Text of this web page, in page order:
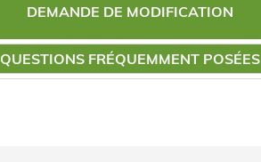
DEMANDE DE MODIFICATION
QUESTIONS FRÉQUEMMENT POSÉES